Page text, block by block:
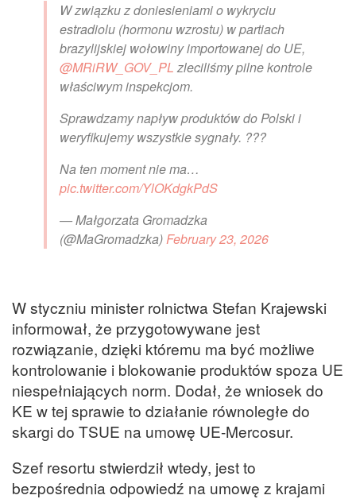
W związku z doniesieniami o wykryciu
estradiolu (hormonu wzrostu) w partiach
brazylijskiej wołowiny importowanej do UE,
@MRiRW_GOV_PLzleciliśmy pilne kontrole
właściwym inspekcjom.
Sprawdzamy napływ produktów do Polski i
weryfikujemy wszystkie sygnały. ???
Na ten moment nie ma…
pic.twitter.com/YlOKdgkPdS
— Małgorzata Gromadzka
(@MaGromadzka)February 23, 2026
W styczniu minister rolnictwa Stefan Krajewski
informował, że przygotowywane jest
rozwiązanie, dzięki któremu ma być możliwe
kontrolowanie i blokowanie produktów spoza UE
niespełniających norm. Dodał, że wniosek do
KE w tej sprawie to działanie równoległe do
skargi do TSUE na umowę UE-Mercosur.
Szef resortu stwierdził wtedy, jest to
bezpośrednia odpowiedź na umowę z krajami